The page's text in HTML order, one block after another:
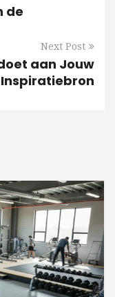
de
Next Post
aan Jouw